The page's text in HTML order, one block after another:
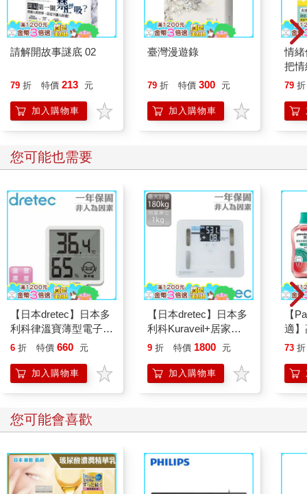
請解開故事謎底 02
79 折 特價 213 元
加入購物車
臺灣漫遊錄
79 折 特價 300 元
加入購物車
情
把
誰
79 折
您可能也需要
【日本dretec】日本多
利科律溫寶薄型電子溫
濕度計-白色-可掛式
6 折 特價 660 元
加入購物車
【日本dretec】日本多
利科Kuraveil+居家管
理智能三合一體重體脂
9 折 特價 1800 元
加入購物車
【
適
水-
73 折
您可能會喜歡